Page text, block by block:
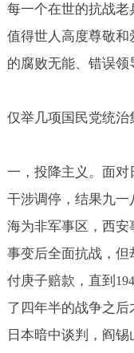
每一个在世的抗战
值得世人高度尊敬和
的腐败无能、错误领
仅举几项国民党统治
一，投降主义。面
干涉调停，结果九一
海为非军事区，西
事变后全面抗战，
付庚子赔款，直到
了四年半的战争之
日本暗中谈判，阎